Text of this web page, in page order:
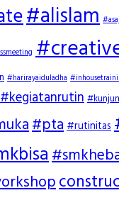
#alislam #asaj
#harirayaiduladha
#kegiatanrutin
#pta#rutinitas